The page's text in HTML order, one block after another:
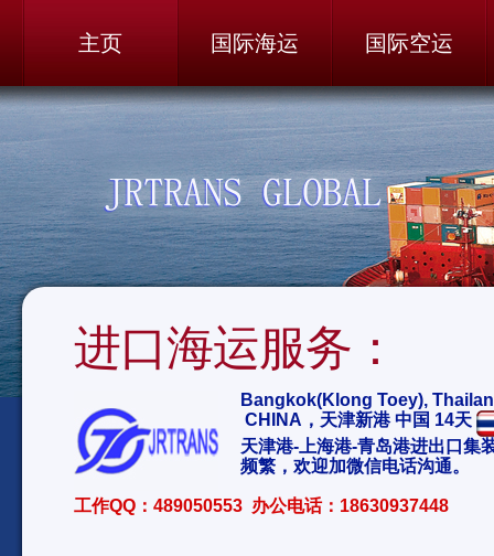
主页 国际海运 国际空运
进口海运服务：
Bangkok(Klong Toey),
CHINA，天津新港 中国 14天
天津港-上海港-青岛港进出口集
频繁，欢迎加微信电话沟通。
工作QQ：489050553 办公电话：18630937448